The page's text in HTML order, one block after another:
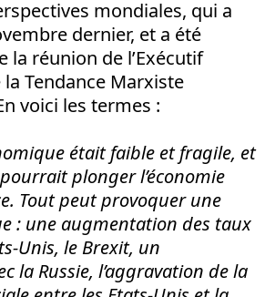
mondiales, qui a
dernier, et a été
la réunion de l’Exécutif
Tendance Marxiste
voici les termes :
était faible et fragile, et
plonger l’économie
Tout peut provoquer une
: une augmentation des taux
Unis, le Brexit, un
la Russie, l’aggravation de la